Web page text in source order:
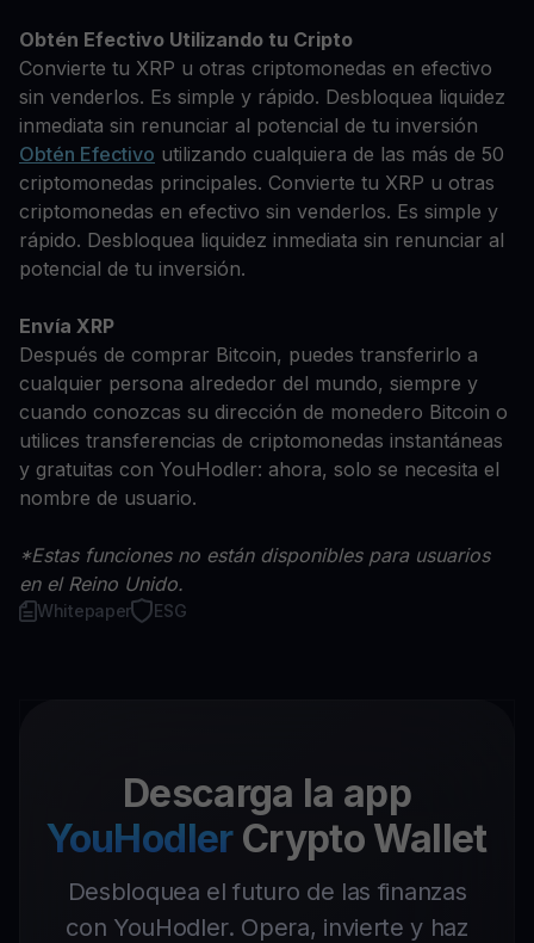
Obtén Efectivo Utilizando tu Cripto
Convierte tu XRP u otras criptomonedas en efectivo
sin venderlos. Es simple y rápido. Desbloquea liquidez
inmediata sin renunciar al potencial de tu inversión
Obtén Efectivo utilizando cualquiera de las más de 50
criptomonedas principales. Convierte tu XRP u otras
criptomonedas en efectivo sin venderlos. Es simple y
rápido. Desbloquea liquidez inmediata sin renunciar al
potencial de tu inversión.
Envía XRP
Después de comprar Bitcoin, puedes transferirlo a
cualquier persona alrededor del mundo, siempre y
cuando conozcas su dirección de monedero Bitcoin o
utilices transferencias de criptomonedas instantáneas
y gratuitas con YouHodler: ahora, solo se necesita el
nombre de usuario.
*Estas funciones no están disponibles para usuarios
en el Reino Unido.
Whitepaper ESG
Descarga la app
YouHodler Crypto Wallet
Desbloquea el futuro de las finanzas
con YouHodler. Opera, invierte y haz